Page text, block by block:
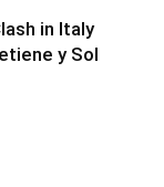
in Italy
y Sol